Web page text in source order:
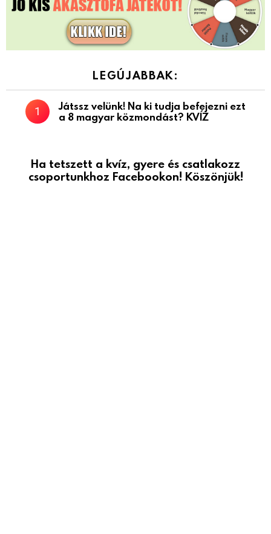
LEGÚJABBAK:
Játssz velünk! Na ki tudja befejezni ezt
a 8 magyar közmondást? KVÍZ
Ha tetszett a kvíz, gyere és csatlakozz
csoportunkhoz Facebookon! Köszönjük!